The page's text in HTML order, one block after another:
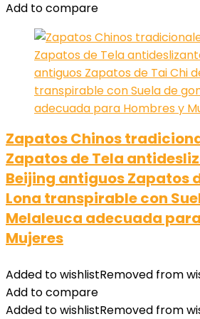
Add to compare
Zapatos Chinos
Zapatos de Tela
Beijing antiguos Zapatos
Lona transpirable con
Melaleuca adecuada
Mujeres
Added to wishlistRemoved from
Add to compare
Added to wishlistRemoved from